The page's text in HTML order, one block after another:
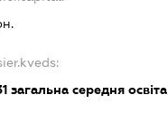
загальна середня освіта